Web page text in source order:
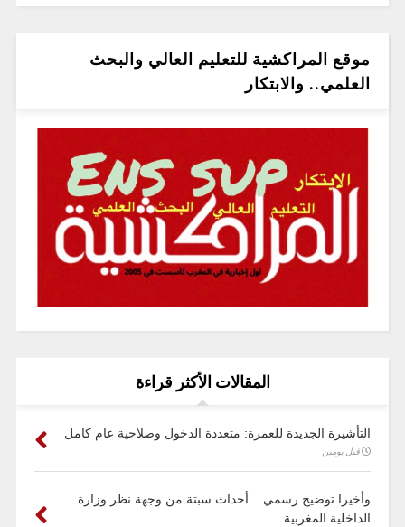
موقع المراكشية للتعليم العالي والبحث
العلمي.. والابتكار
المقالات الأكثر قراءة
التأشيرة الجديدة للعمرة: متعددة الدخول وصلاحية عام كامل
قبل يومين
وأخيرا توضيح رسمي .. أحداث سبتة من وجهة نظر وزارة
الداخلية المغربية